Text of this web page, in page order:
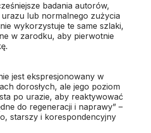
badania autorów,
lub normalnego zużycia
wykorzystuje te same szlaki,
w zarodku, aby pierwotnie
jest ekspresjonowany w
dorosłych, ale jego poziom
po urazie, aby reaktywować
do regeneracji i naprawy” –
starszy i korespondencyjny